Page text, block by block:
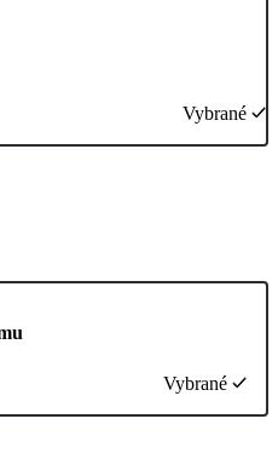
Vybrané
Vybrané